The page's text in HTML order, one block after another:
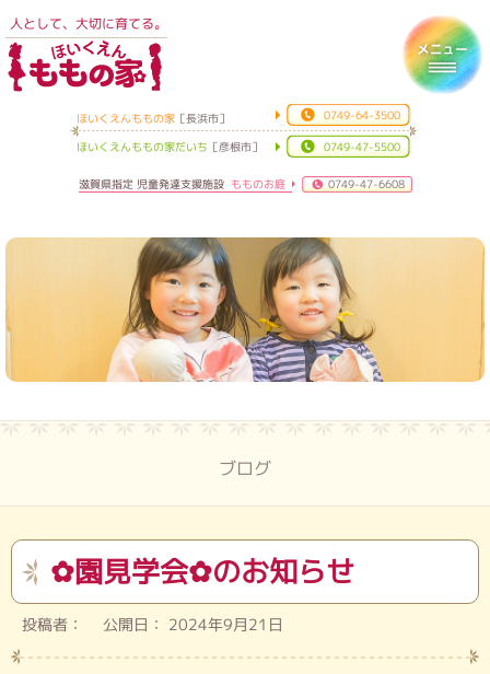
人として、大切に育てる。
ほいくえんももの家 ［長浜市］ 0749-64-3500
ほいくえんももの家だいち ［彦根市］ 0749-47-5500
滋賀県指定 児童発達支援施設もものお庭 0749-47-6608
ブログ
✿園見学会✿のお知らせ
投稿者： 公開日： 2024年9月21日